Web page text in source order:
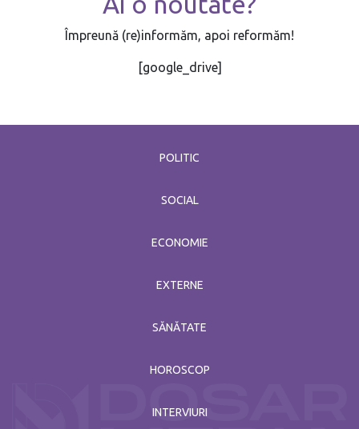
Împreună (re)informăm, apoi reformăm!
[google_drive]
POLITIC
SOCIAL
ECONOMIE
EXTERNE
SĂNĂTATE
HOROSCOP
INTERVIURI